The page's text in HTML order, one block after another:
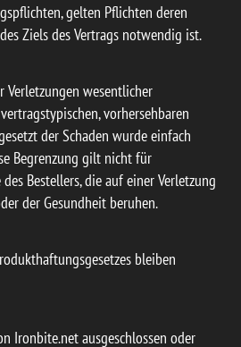
gelten Pflichten deren
Ziels des Vertrags notwendig ist.
wesentlicher
vorhersehbaren
der Schaden wurde einfach
Begrenzung gilt nicht für
Bestellers, die auf einer Verletzung
der Gesundheit beruhen.
bleiben
Ironbite.net ausgeschlossen oder